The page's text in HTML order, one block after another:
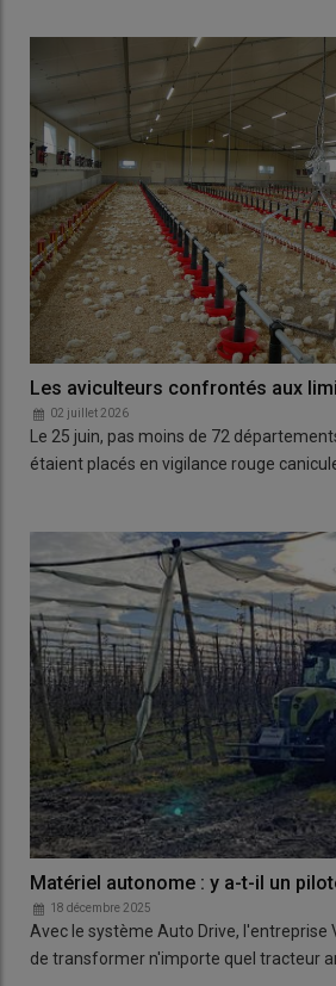
Les aviculteurs confrontés aux
02 juillet 2026
Le 25 juin, pas moins de 72
étaient placés en vigilance rouge
Matériel autonome : y a-t-il un
18 décembre 2025
Avec le système Auto Drive, l'entreprise
de transformer n'importe quel tracteur